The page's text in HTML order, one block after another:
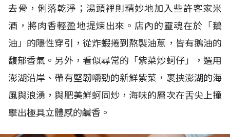
去骨，俐落乾淨；湯頭裡則精妙地加入些許客家米
酒，將肉香輕盈地提煉出來。店內的靈魂在於「鵝
油」的隱性穿引，從炸蝦捲到熬製油蔥，皆有鵝油的
馥郁香氣。另外，看似尋常的「紫菜炒蚵仔」，選用
澎湖沿岸、帶有堅韌嚼勁的新鮮紫菜，裹挾澎湖的海
風與浪湧，與肥美鮮蚵同炒，海味的層次在舌尖上撞
擊出極具立體感的鹹香。